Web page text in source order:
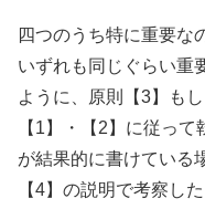
四つのうち特に重要な
いずれも同じぐらい重
ように、原則【3】も
【1】・【2】に従っ
が結果的に書けている
【4】の説明で考察し